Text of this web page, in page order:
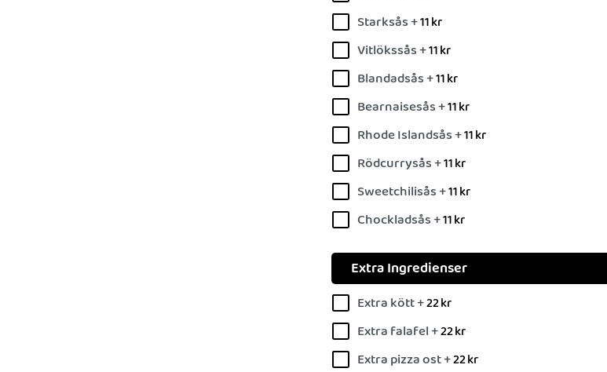
Starksås +11kr
Vitlökssås +11kr
Blandadsås +11kr
Bearnaisesås +11kr
Rhode Islandsås +11kr
Rödcurrysås +11kr
Sweetchilisås +11kr
Chockladsås +11kr
Extra Ingredienser
Extra kött +22kr
Extra falafel +22kr
Extra pizza ost +22kr